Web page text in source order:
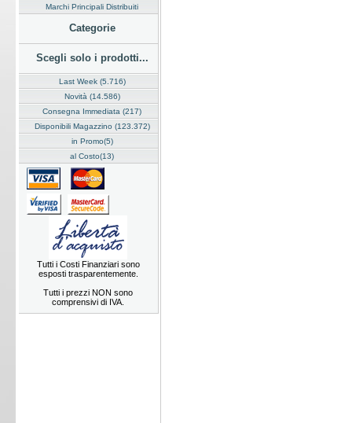
Marchi Principali Distribuiti
Categorie
Scegli solo i prodotti...
Last Week (5.716)
Novità (14.586)
Consegna Immediata (217)
Disponibili Magazzino (123.372)
in Promo(5)
al Costo(13)
Tutti i Costi Finanziari sono
esposti trasparentemente.
Tutti i prezzi NON sono
comprensivi di IVA.